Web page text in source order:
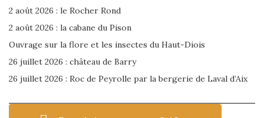
2 août 2026 : le Rocher Rond
2 août 2026 : la cabane du Pison
Ouvrage sur la flore et les insectes du Haut-Diois
26 juillet 2026 : château de Barry
26 juillet 2026 : Roc de Peyrolle par la bergerie de Laval d’Aix